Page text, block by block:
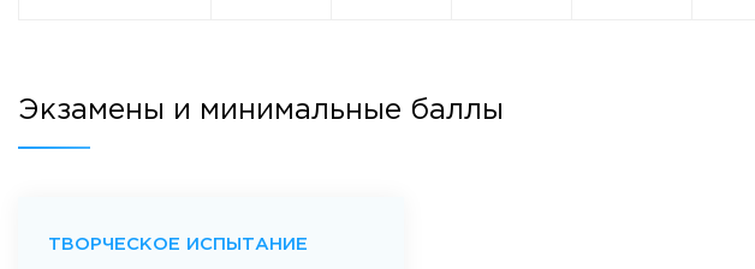
Экзамены и минимальные баллы
ТВОРЧЕСКОЕ ИСПЫТАНИЕ